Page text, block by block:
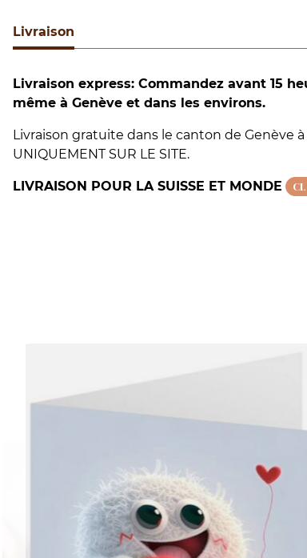
Livraison
Livraison express: Commandez avant 15
même à Genève et dans les environs.
Livraison gratuite dans le canton de Genève à
UNIQUEMENT SUR LE SITE.
LIVRAISON POUR LA SUISSE ET MONDE